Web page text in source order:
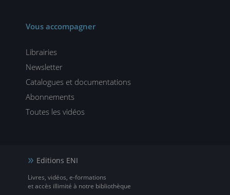
Vous accompagner
Librairies
Newsletter
Catalogues et documentations
Abonnements
Toutes les vidéos
Editions ENI
Livres, vidéos, e-formations
et accès illimité à notre bibliothèque